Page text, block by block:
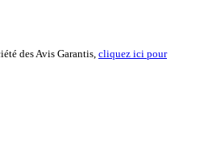
des Avis Garantis, cliquez ici pour